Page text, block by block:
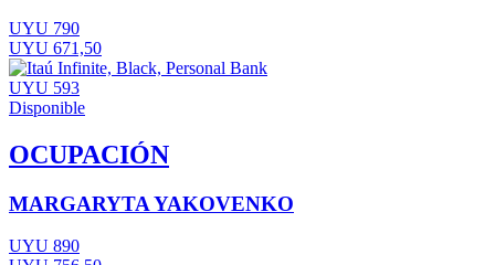
UYU 790
UYU 671,50
UYU 593
Disponible
OCUPACIÓN
MARGARYTA YAKOVENKO
UYU 890